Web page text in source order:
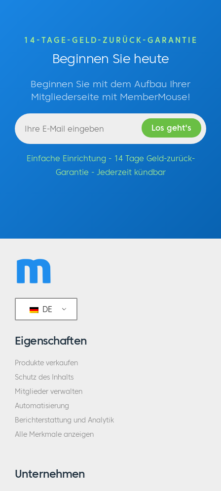
14-TAGE-GELD-ZURÜCK-GARANTIE
Beginnen Sie heute
Beginnen Sie mit dem Aufbau Ihrer
Mitgliederseite mit MemberMouse!
Einfache Einrichtung - 14 Tage Geld-zurück-
Garantie - Jederzeit kündbar
DE
Eigenschaften
Produkte verkaufen
Schutz des Inhalts
Mitglieder verwalten
Automatisierung
Berichterstattung und Analytik
Alle Merkmale anzeigen
Unternehmen